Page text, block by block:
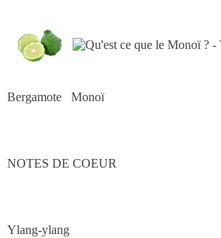
Bergamote Monoï
NOTES DE COEUR
Ylang-ylang